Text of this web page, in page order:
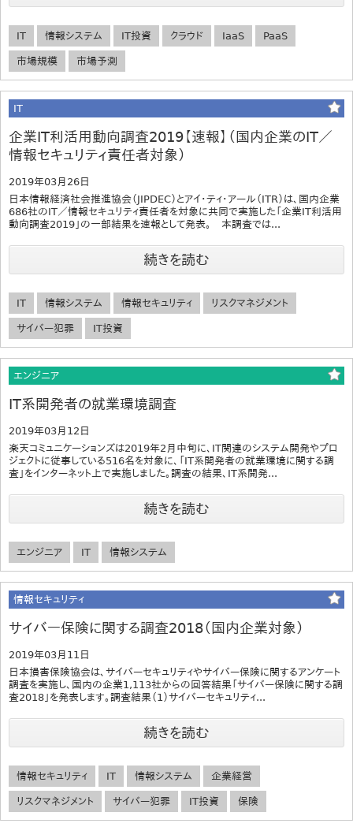
IT 情報システム IT投資 クラウド IaaS PaaS
市場規模 市場予測
IT
企業IT利活用動向調査2019【速報】（国内企業のIT／
情報セキュリティ責任者対象）
2019年03月26日
日本情報経済社会推進協会（JIPDEC）とアイ・ティ・アール（ITR）は、国内企業
686社のIT／情報セキュリティ責任者を対象に共同で実施した「企業IT利活用
動向調査2019」の一部結果を速報として発表。 本調査では...
続きを読む
IT 情報システム 情報セキュリティ リスクマネジメント
サイバー犯罪 IT投資
エンジニア
IT系開発者の就業環境調査
2019年03月12日
楽天コミュニケーションズは2019年2月中旬に、IT関連のシステム開発やプロ
ジェクトに従事している516名を対象に、「IT系開発者の就業環境に関する調
査」をインターネット上で実施しました。調査の結果、IT系開発...
続きを読む
エンジニア IT 情報システム
情報セキュリティ
サイバー保険に関する調査2018（国内企業対象）
2019年03月11日
日本損害保険協会は、サイバーセキュリティやサイバー保険に関するアンケート
調査を実施し、国内の企業1,113社からの回答結果「サイバー保険に関する調
査2018」を発表します。調査結果（1）サイバーセキュリティ...
続きを読む
情報セキュリティ IT 情報システム 企業経営
リスクマネジメント サイバー犯罪 IT投資 保険